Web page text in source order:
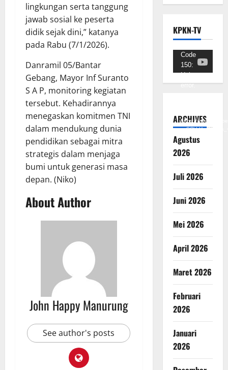
lingkungan serta tanggung
jawab sosial ke peserta
didik sejak dini,” katanya
pada Rabu (7/1/2026).
Danramil 05/Bantar
Gebang, Mayor Inf Suranto
S A P, monitoring kegiatan
tersebut. Kehadirannya
menegaskan komitmen TNI
dalam mendukung dunia
pendidikan sebagai mitra
strategis dalam menjaga
bumi untuk generasi masa
depan. (Niko)
About Author
John Happy Manurung
See author's posts
KPKN-TV
Pemutar
Video
Code
150:
Unknown
error.
https://
ARCHIVES
Agustus
2026
Juli 2026
Juni 2026
Mei 2026
April 2026
Maret 2026
Februari
2026
Januari
2026